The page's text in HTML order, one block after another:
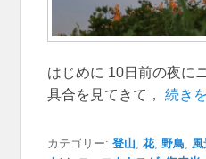
はじめに 10日前の夜に
具合を見てきて，続き
カテゴリー: 登山,花,野鳥, 風